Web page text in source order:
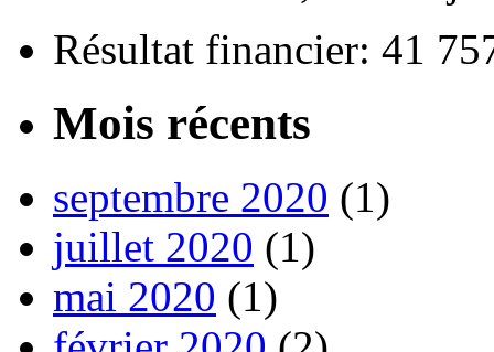
Résultat financier: 41
Mois récents
septembre 2020 (1)
juillet 2020 (1)
mai 2020 (1)